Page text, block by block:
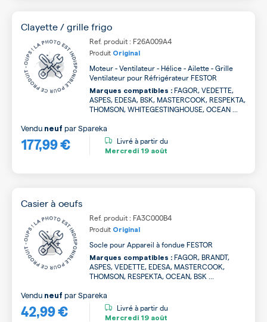
Clayette / grille frigo
Ref. produit : F26A009A4
Produit Original
Moteur - Ventilateur - Hélice - Ailette - Grille
Ventilateur pour Réfrigérateur FESTOR
Marques compatibles : FAGOR, VEDETTE,
ASPES, EDESA, BSK, MASTERCOOK, RESPEKTA,
THOMSON, WHITEGESTINGHOUSE, OCEAN ...
177,99 €
Vendu neuf parSpareka
Livré à partir du
Mercredi 19 août
Casier à oeufs
Ref. produit : FA3C000B4
Produit Original
Socle pour Appareil à fondue FESTOR
Marques compatibles : FAGOR, BRANDT,
ASPES, VEDETTE, EDESA, MASTERCOOK,
THOMSON, RESPEKTA, OCEAN, BSK ...
42,99 €
Vendu neuf parSpareka
Livré à partir du
Mercredi 19 août